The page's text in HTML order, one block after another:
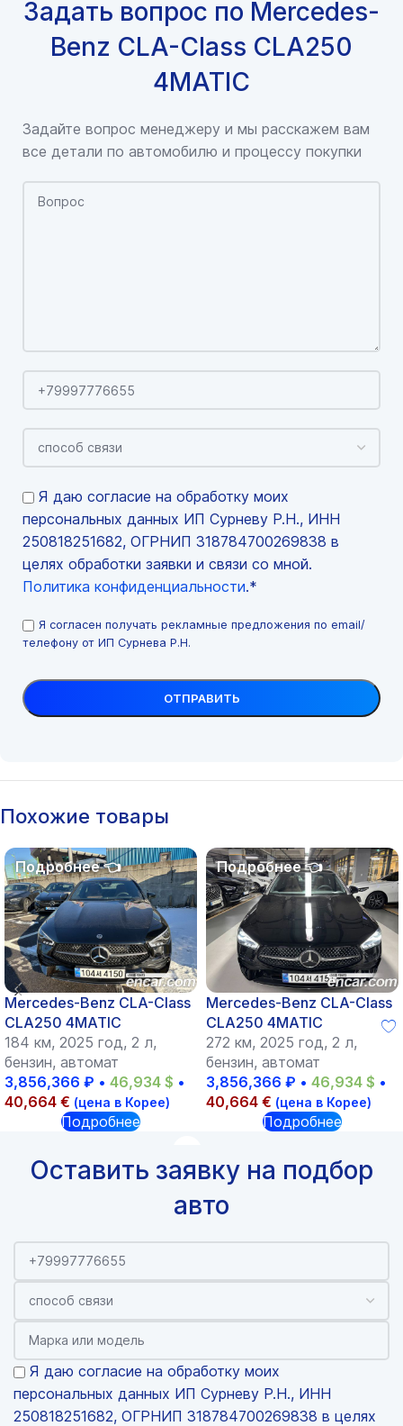
Задать вопрос по Mercedes-
Benz CLA-Class CLA250
4MATIC
Задайте вопрос менеджеру и мы расскажем вам
все детали по автомобилю и процессу покупки
Я даю согласие на обработку моих
персональных данных ИП Сурневу Р.Н., ИНН
250818251682, ОГРНИП 318784700269838 в
целях обработки заявки и связи со мной.
Политика конфиденциальности.*
Я согласен получать рекламные предложения по email/
телефону от ИП Сурнева Р.Н.
Похожие товары
Mercedes-Benz CLA-Class
CLA250 4MATIC
184 км, 2025 год, 2 л,
бензин, автомат
3,856,366 ₽ • 46,934 $ •
40,664 € (цена в Корее)
Подробнее
Mercedes-Benz CLA-Class
CLA250 4MATIC
272 км, 2025 год, 2 л,
бензин, автомат
3,856,366 ₽ • 46,934 $ •
40,664 € (цена в Корее)
Подробнее
Оставить заявку на подбор
авто
Я даю согласие на обработку моих
персональных данных ИП Сурневу Р.Н., ИНН
250818251682, ОГРНИП 318784700269838 в целях